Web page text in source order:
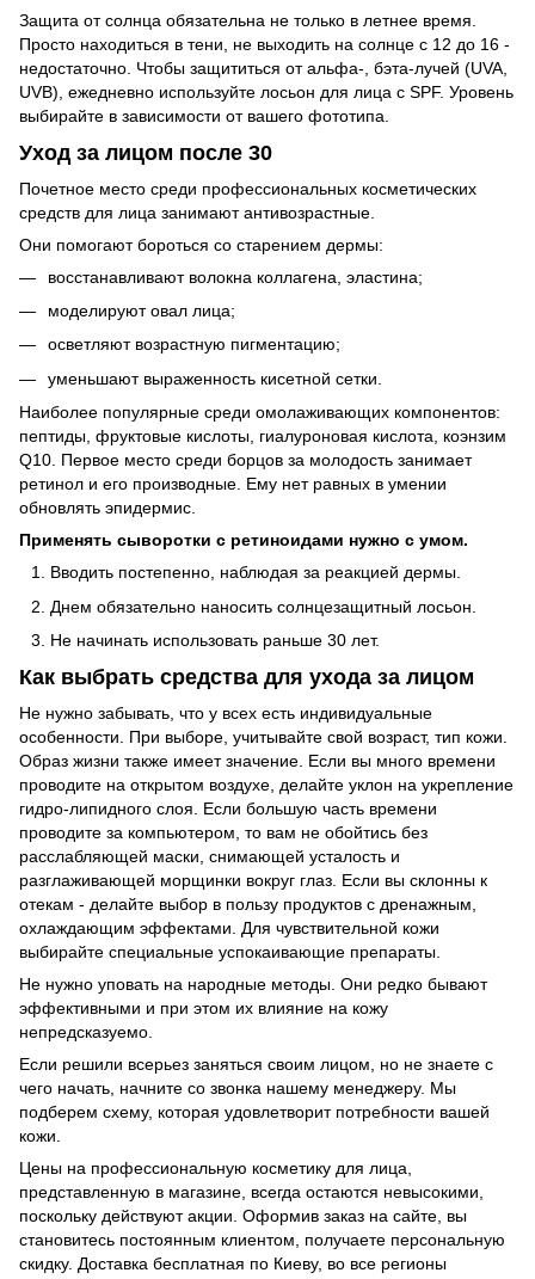
Защита от солнца обязательна не только в летнее время.
Просто находиться в тени, не выходить на солнце с 12 до 16 -
недостаточно. Чтобы защититься от альфа-, бэта-лучей (UVA,
UVB), ежедневно используйте лосьон для лица с SPF. Уровень
выбирайте в зависимости от вашего фототипа.
Уход за лицом после 30
Почетное место среди профессиональных косметических
средств для лица занимают антивозрастные.
Они помогают бороться со старением дермы:
восстанавливают волокна коллагена, эластина;
моделируют овал лица;
осветляют возрастную пигментацию;
уменьшают выраженность кисетной сетки.
Наиболее популярные среди омолаживающих компонентов:
пептиды, фруктовые кислоты, гиалуроновая кислота, коэнзим
Q10. Первое место среди борцов за молодость занимает
ретинол и его производные. Ему нет равных в умении
обновлять эпидермис.
Применять сыворотки с ретиноидами нужно с умом.
Вводить постепенно, наблюдая за реакцией дермы.
Днем обязательно наносить солнцезащитный лосьон.
Не начинать использовать раньше 30 лет.
Как выбрать средства для ухода за лицом
Не нужно забывать, что у всех есть индивидуальные
особенности. При выборе, учитывайте свой возраст, тип кожи.
Образ жизни также имеет значение. Если вы много времени
проводите на открытом воздухе, делайте уклон на укрепление
гидро-липидного слоя. Если большую часть времени
проводите за компьютером, то вам не обойтись без
расслабляющей маски, снимающей усталость и
разглаживающей морщинки вокруг глаз. Если вы склонны к
отекам - делайте выбор в пользу продуктов с дренажным,
охлаждающим эффектами. Для чувствительной кожи
выбирайте специальные успокаивающие препараты.
Не нужно уповать на народные методы. Они редко бывают
эффективными и при этом их влияние на кожу
непредсказуемо.
Если решили всерьез заняться своим лицом, но не знаете с
чего начать, начните со звонка нашему менеджеру. Мы
подберем схему, которая удовлетворит потребности вашей
кожи.
Цены на профессиональную косметику для лица,
представленную в магазине, всегда остаются невысокими,
поскольку действуют акции. Оформив заказ на сайте, вы
становитесь постоянным клиентом, получаете персональную
скидку. Доставка бесплатная по Киеву, во все регионы